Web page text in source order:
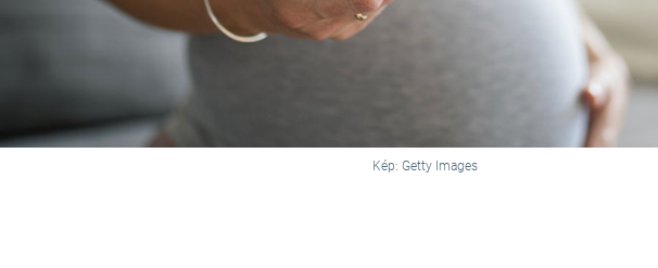
Kép: Getty Images